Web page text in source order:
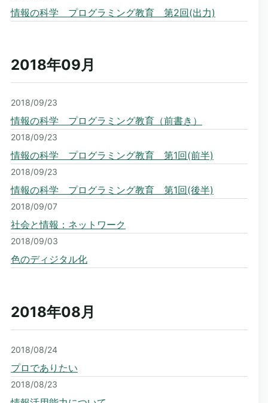
情報の科学 プログラミング教育 第2回(出力)
2018年09月
2018/09/23
情報の科学 プログラミング教育（前書き）
2018/09/23
情報の科学 プログラミング教育 第1回(前半)
2018/09/23
情報の科学 プログラミング教育 第1回(後半)
2018/09/07
社会と情報：ネットワーク
2018/09/03
色のディジタル化
2018年08月
2018/08/24
プロでありたい
2018/08/23